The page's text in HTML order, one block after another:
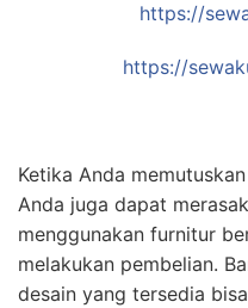
https://
https://
Ketika Anda
Anda juga dapat
menggunakan furnitur
melakukan pembelian.
desain yang tersedia